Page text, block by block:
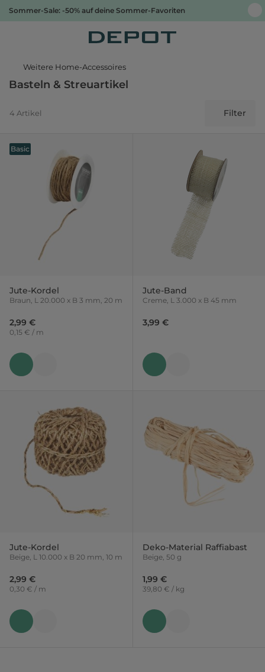
Sommer-Sale: -50% auf deine Sommer-Favoriten
Weitere Home-Accessoires
Basteln & Streuartikel
4 Artikel Filter
Jute-Kordel
Braun, L 20.000 x B 3 mm, 20 m
2,99 €
0,15 € / m
Basic
Jute-Band
Creme, L 3.000 x B 45 mm
3,99 €
Jute-Kordel
Beige, L 10.000 x B 20 mm, 10 m
2,99 €
0,30 € / m
Deko-Material Raffiabast
Beige, 50 g
1,99 €
39,80 € / kg